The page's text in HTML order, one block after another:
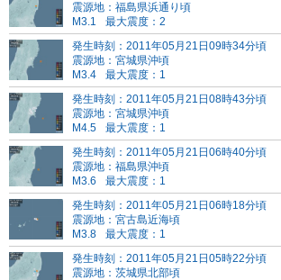
震源地：福島県浜通り頃
M3.1
最大震度：2
発生時刻：2011年05月21日09時34分頃
震源地：宮城県沖頃
M3.4
最大震度：1
発生時刻：2011年05月21日08時43分頃
震源地：宮城県沖頃
M4.5
最大震度：1
発生時刻：2011年05月21日06時40分頃
震源地：福島県沖頃
M3.6
最大震度：1
発生時刻：2011年05月21日06時18分頃
震源地：宮古島近海頃
M3.8
最大震度：1
発生時刻：2011年05月21日05時22分頃
震源地：茨城県北部頃